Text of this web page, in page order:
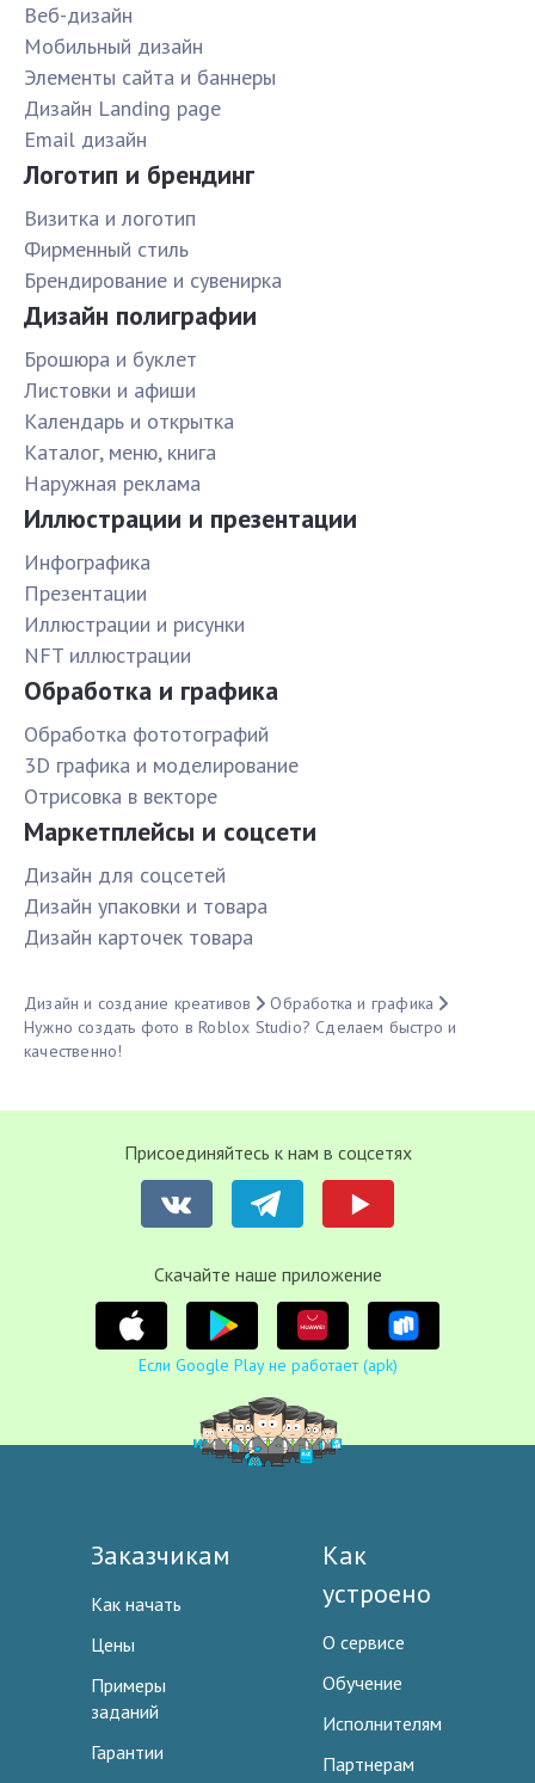
Веб-дизайн
Мобильный дизайн
Элементы сайта и баннеры
Дизайн Landing page
Email дизайн
Логотип и брендинг
Визитка и логотип
Фирменный стиль
Брендирование и сувенирка
Дизайн полиграфии
Брошюра и буклет
Листовки и афиши
Календарь и открытка
Каталог, меню, книга
Наружная реклама
Иллюстрации и презентации
Инфографика
Презентации
Иллюстрации и рисунки
NFT иллюстрации
Обработка и графика
Обработка фототографий
3D графика и моделирование
Отрисовка в векторе
Маркетплейсы и соцсети
Дизайн для соцсетей
Дизайн упаковки и товара
Дизайн карточек товара
Дизайн и создание креативов
Обработка и графика
Нужно создать фото в Roblox Studio? Сделаем быстро и
качественно!
Присоединяйтесь к нам в соцсетях
Cкачайте наше приложение
Если Google Play не работает (apk)
Заказчикам
Как начать
Цены
Примеры
заданий
Гарантии
Как
устроено
О сервисе
Обучение
Исполнителям
Партнерам